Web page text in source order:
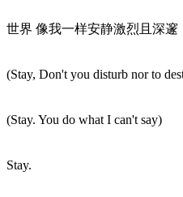
世界 像我一样安静激烈且深邃
(Stay, Don't you disturb nor to
(Stay. You do what I can't say)
Stay.